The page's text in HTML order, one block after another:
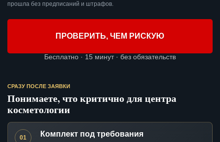
прошла без предписаний и штрафов.
ПРОВЕРИТЬ, ЧЕМ РИСКУЮ
Бесплатно · 15 минут · без обязательств
СРАЗУ ПОСЛЕ ЗАЯВКИ
Понимаете, что критично для центра
косметологии
01 Комплект под требования